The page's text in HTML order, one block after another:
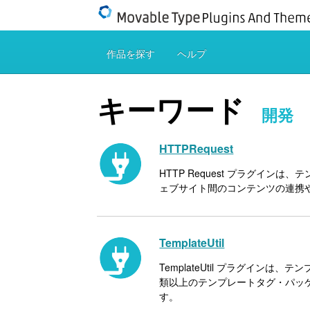
作品を探す ヘルプ
キーワード 開発
HTTPRequest
HTTP Request プラグインは、テ
ェブサイト間のコンテンツの連
TemplateUtil
TemplateUtil プラグインは、テン
類以上のテンプレートタグ・パ
す。